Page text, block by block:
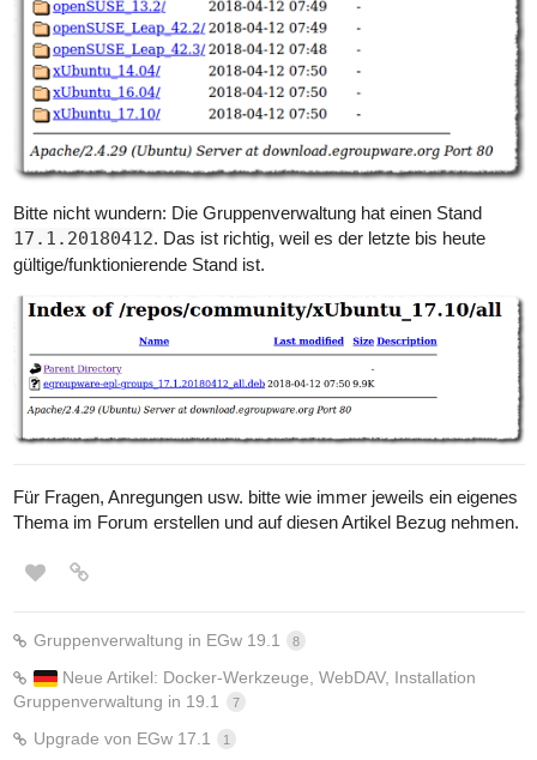
Bitte nicht wundern: Die Gruppenverwaltung hat einen Stand
17.1.20180412. Das ist richtig, weil es der letzte bis heute
gültige/funktionierende Stand ist.
Für Fragen, Anregungen usw. bitte wie immer jeweils ein eigenes
Thema im Forum erstellen und auf diesen Artikel Bezug nehmen.
Gruppenverwaltung in EGw 19.1 8
Neue Artikel: Docker-Werkzeuge, WebDAV, Installation
Gruppenverwaltung in 19.1
7
Upgrade von EGw 17.1 1